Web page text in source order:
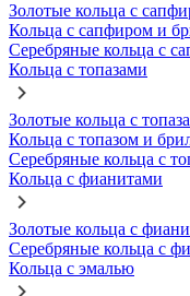
Золотые кольца с
Кольца с сапфиром и
Серебряные кольца с
Кольца с топазами
Золотые кольца с
Кольца с топазом и
Серебряные кольца с
Кольца с фианитами
Золотые кольца с
Серебряные кольца с
Кольца с эмалью